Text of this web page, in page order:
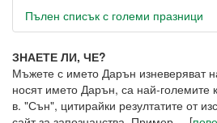
Пълен списък с големи празници
ЗНАЕТЕ ЛИ, ЧЕ?
Мъжете с името Дарън изневеряват
носят името Дарън, са най-големите
в. "Сън", цитирайки резултатите от